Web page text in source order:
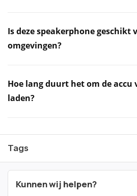
Is deze speakerphone geschikt
omgevingen?
Hoe lang duurt het om de accu
laden?
Tags
Kunnen wij helpen?